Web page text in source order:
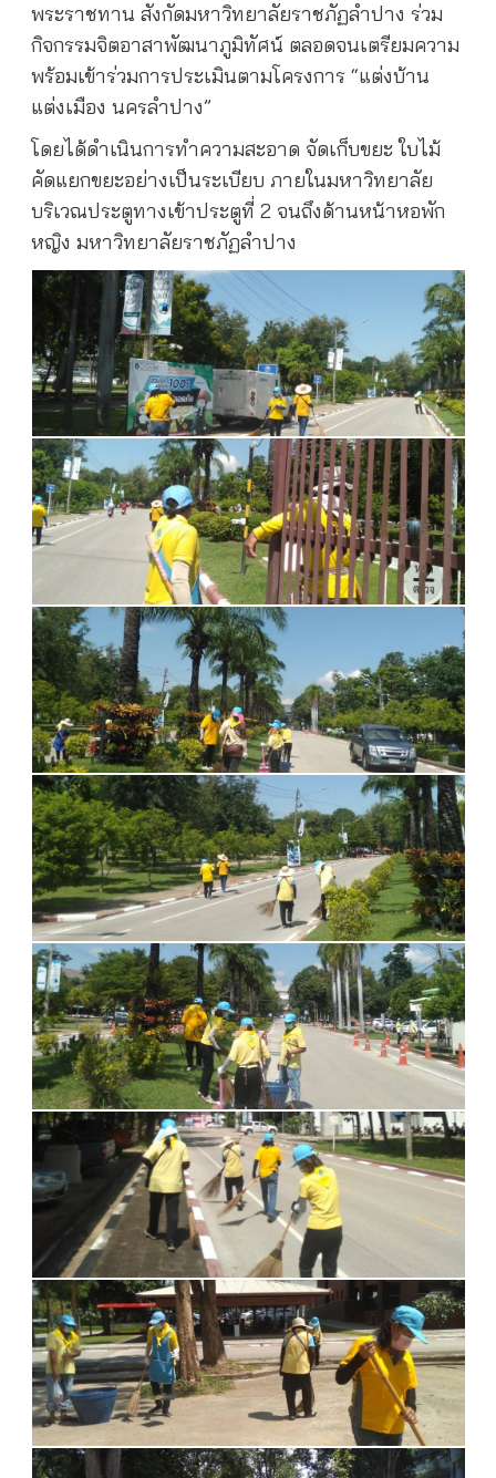
พระราชทาน สังกัดมหาวิทยาลัยราชภัฏลำปาง ร่วม
กิจกรรมจิตอาสาพัฒนาภูมิทัศน์ ตลอดจนเตรียมความ
พร้อมเข้าร่วมการประเมินตามโครงการ “แต่งบ้าน
แต่งเมือง นครลำปาง”
โดยได้ดำเนินการทำความสะอาด จัดเก็บขยะ ใบไม้
คัดแยกขยะอย่างเป็นระเบียบ ภายในมหาวิทยาลัย
บริเวณประตูทางเข้าประตูที่ 2 จนถึงด้านหน้าหอพัก
หญิง มหาวิทยาลัยราชภัฏลำปาง